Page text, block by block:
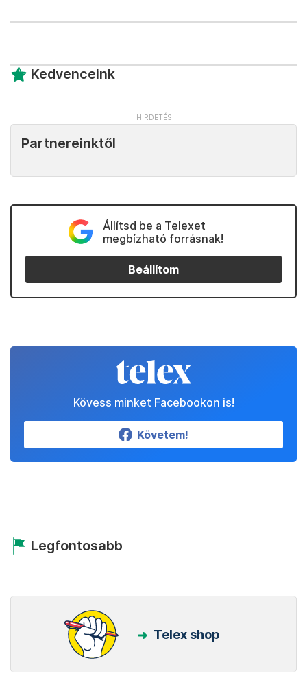
Kedvenceink
Partnereinktől
Állítsd be a Telexet
megbízható forrásnak!
Beállítom
Kövess minket Facebookon is!
Követem!
Legfontosabb
Telex shop